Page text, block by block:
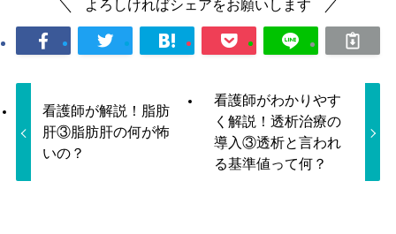
よろしければシェアをお願いします
看護師が解説！脂肪
肝③脂肪肝の何が怖
いの？
看護師がわかりやす
く解説！透析治療の
導入③透析と言われ
る基準値って何？